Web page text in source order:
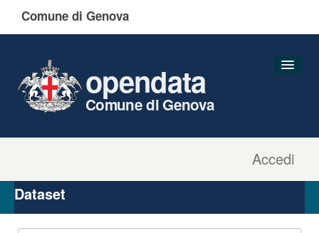
Comune di Genova
Accedi
opendata
Comune di Genova
Organizzazioni
Gruppi
Dataset